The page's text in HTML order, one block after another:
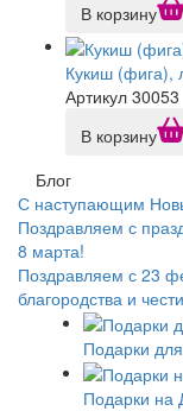
В корзину
Кукиш (фига),
Артикул 30053
В корзину
Блог
С наступающим
Поздравляем с
8 марта!
Поздравляем с 23
благородства и
Подарки
Подарки на